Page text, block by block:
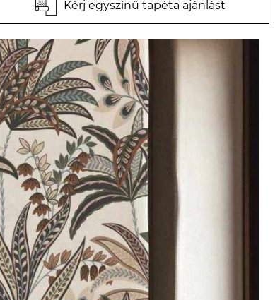
Kérj egyszínű tapéta ajánlást